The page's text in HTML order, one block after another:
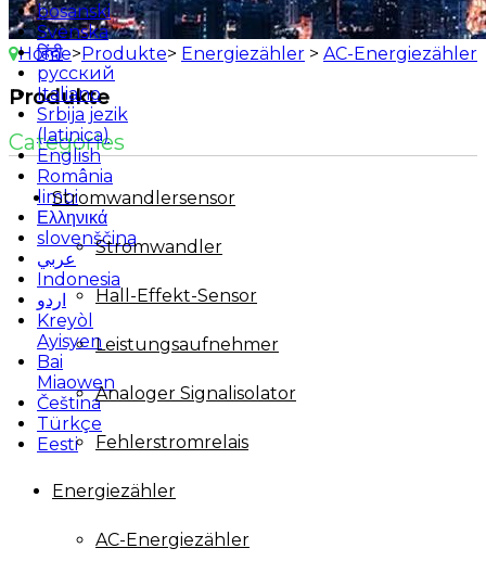
bosanski
Svenska
हिंदी
русский
Italiano
Srbija jezik
(latinica)
English
România
limbi
Ελληνικά
slovenščina
عربي
Indonesia
اردو
Kreyòl
Ayisyen
Bai
Miaowen
Čeština
Türkçe
Eesti
Home>Produkte> Energiezähler > AC-Energiezähler
Produkte
Categories
Stromwandlersensor
Stromwandler
Hall-Effekt-Sensor
Leistungsaufnehmer
Analoger Signalisolator
Fehlerstromrelais
Energiezähler
AC-Energiezähler